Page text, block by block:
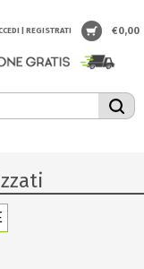
| REGISTRATI €0,00